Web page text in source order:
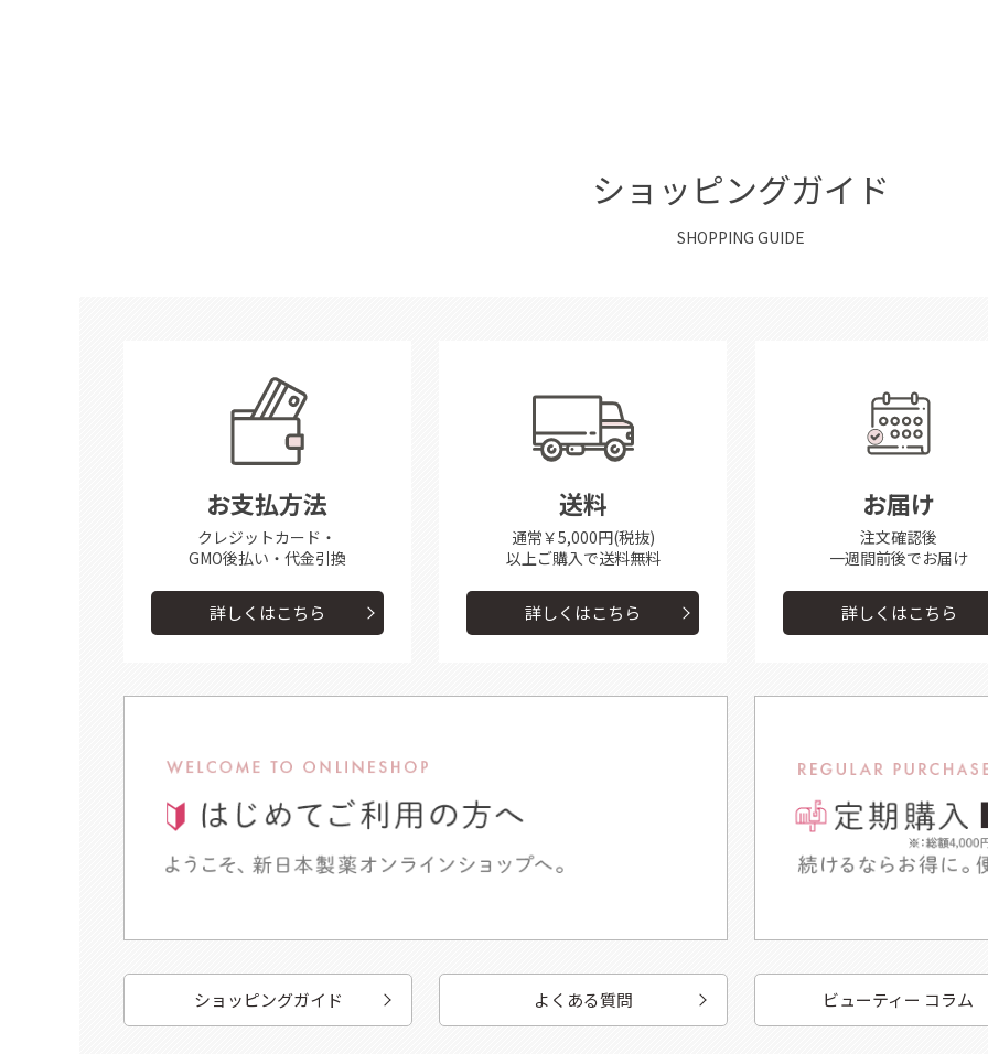
ショッピングガイド
SHOPPING GUIDE
お支払方法
クレジットカード・
GMO後払い・代金引換
詳しくはこちら
送料
通常￥5,000円(税抜)
以上ご購入で送料無料
詳しくはこちら
お届け
注文確認後
一週間前後でお届け
詳しくはこちら
ショッピングガイド よくある質問 ビューティー コラム